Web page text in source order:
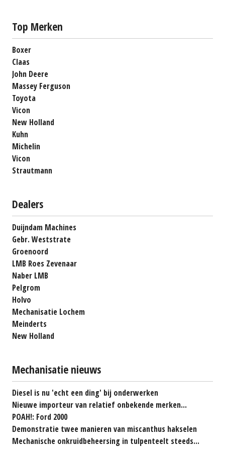
Top Merken
Boxer
Claas
John Deere
Massey Ferguson
Toyota
Vicon
New Holland
Kuhn
Michelin
Vicon
Strautmann
Dealers
Duijndam Machines
Gebr. Weststrate
Groenoord
LMB Roes Zevenaar
Naber LMB
Pelgrom
Holvo
Mechanisatie Lochem
Meinderts
New Holland
Mechanisatie nieuws
Diesel is nu 'echt een ding' bij onderwerken
Nieuwe importeur van relatief onbekende merken...
POAH!: Ford 2000
Demonstratie twee manieren van miscanthus hakselen
Mechanische onkruidbeheersing in tulpenteelt steeds...